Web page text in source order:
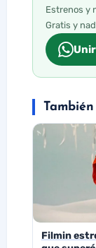
Estrenos y
Gratis y
Filmin